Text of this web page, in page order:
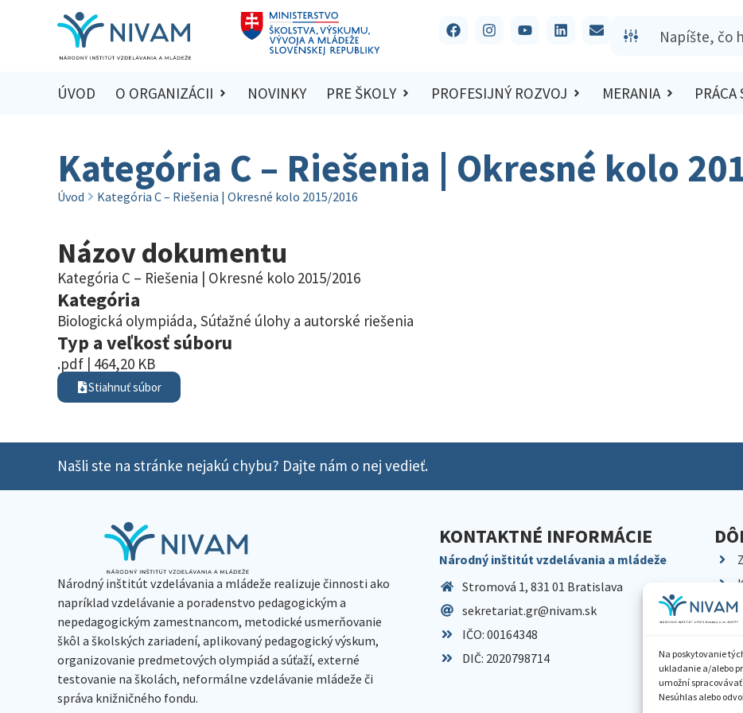
Na poskytovanie
ukladanie a/alebo
umožní
Nesúhlas alebo
ÚVOD O ORGANIZÁCII NOVINKY PRE ŠKOLY PROFESIJNÝ ROZVOJ MERANIA PRÁCA
Kategória C – Riešenia | Okresné kolo
Úvod Kategória C – Riešenia | Okresné kolo 2015/2016
Názov dokumentu
Kategória C – Riešenia | Okresné kolo 2015/2016
Kategória
Biologická olympiáda, Súťažné úlohy a autorské riešenia
Typ a veľkosť súboru
.pdf | 464,20 KB
Stiahnuť súbor
Našli ste na stránke nejakú chybu? Dajte nám o nej vedieť.
Národný inštitút vzdelávania a mládeže realizuje činnosti ako
napríklad vzdelávanie a poradenstvo pedagogickým a
nepedagogickým zamestnancom, metodické usmerňovanie
škôl a školských zariadení, aplikovaný pedagogický výskum,
organizovanie predmetových olympiád a súťaží, externé
testovanie na školách, neformálne vzdelávanie mládeže či
správa knižničného fondu.
KONTAKTNÉ INFORMÁCIE
Národný inštitút vzdelávania a mládeže
Stromová 1, 831 01 Bratislava
sekretariat.gr@nivam.sk
IČO: 00164348
DIČ: 2020798714